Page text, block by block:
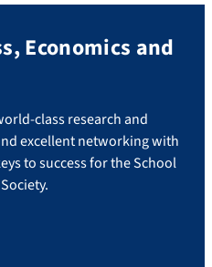
Economics and
class research and
excellent networking with
to success for the School